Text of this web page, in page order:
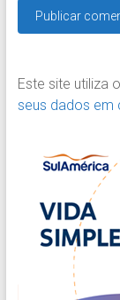
Este site utiliza
seus dados em